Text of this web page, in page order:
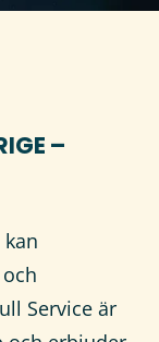
–
Service är